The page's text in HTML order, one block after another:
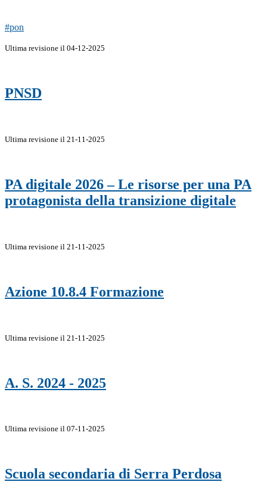
#pon
Ultima revisione il 04-12-2025
PNSD
Ultima revisione il 21-11-2025
PA digitale 2026 – Le risorse per una PA
protagonista della transizione digitale
Ultima revisione il 21-11-2025
Azione 10.8.4 Formazione
Ultima revisione il 21-11-2025
A. S. 2024 - 2025
Ultima revisione il 07-11-2025
Scuola secondaria di Serra Perdosa